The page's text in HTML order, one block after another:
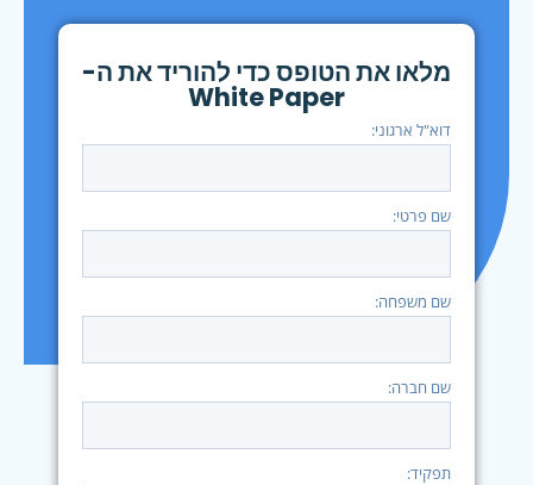
מלאו את הטופס כדי להוריד את ה-
White Paper
דוא"ל ארגוני:
שם פרטי:
שם משפחה:
שם חברה:
תפקיד: